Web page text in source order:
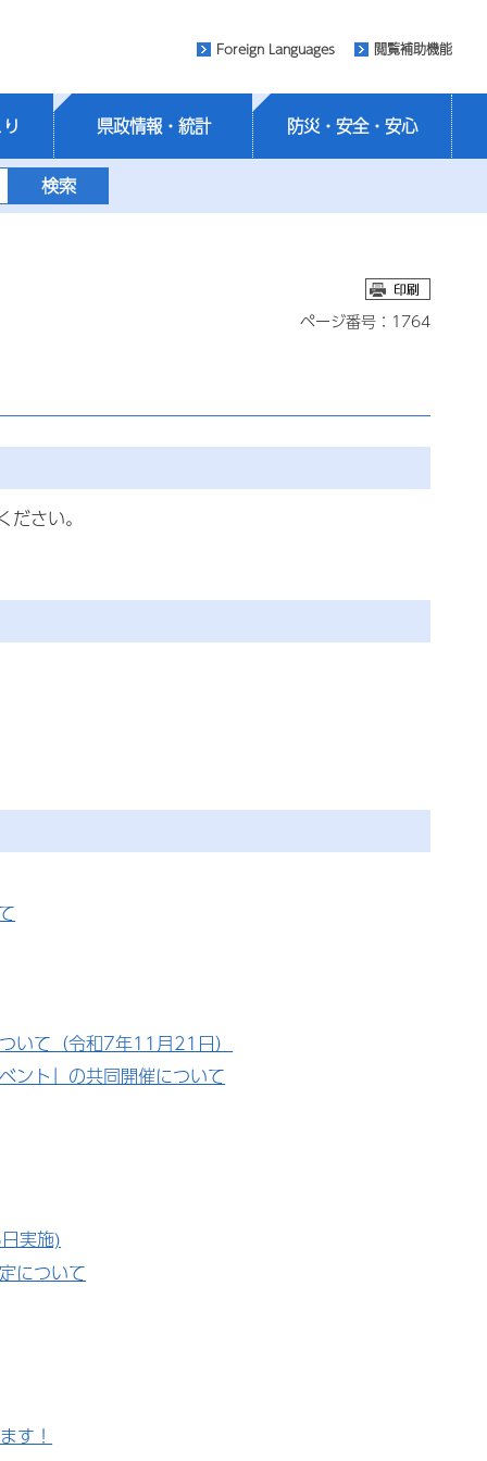
Foreign Languages 閲覧補助機能
県政情報・統計 防災・安全・安心
ページ番号：1764
さい。
いて（令和7年11月21日）
ント」の共同開催について
実施)
について
す！